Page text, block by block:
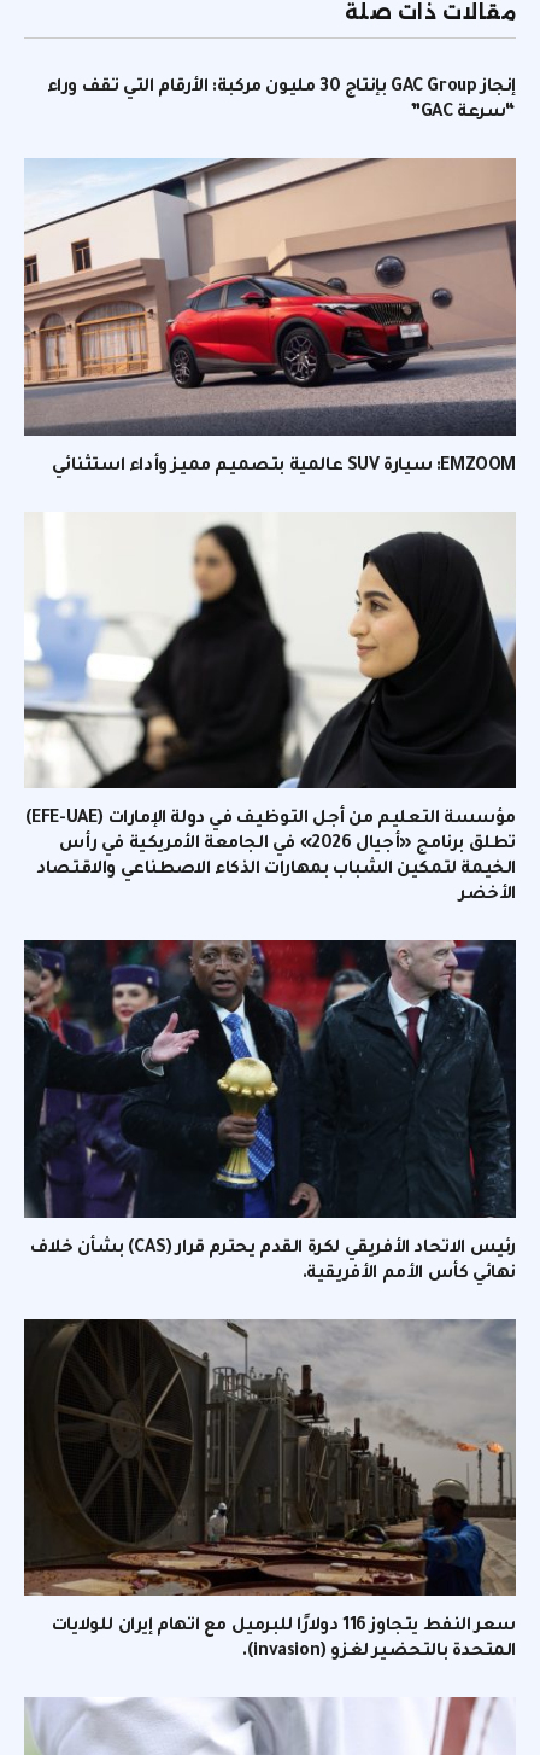
مقالات ذات صلة
إنجاز GAC Group بإنتاج 30 مليون مركبة: الأرقام التي تقف وراء
“سرعة GAC”
EMZOOM: سيارة SUV عالمية بتصميم مميز وأداء استثنائي
مؤسسة التعليم من أجل التوظيف في دولة الإمارات (EFE-UAE)
تطلق برنامج «أجيال 2026» في الجامعة الأمريكية في رأس
الخيمة لتمكين الشباب بمهارات الذكاء الاصطناعي والاقتصاد
الأخضر
رئيس الاتحاد الأفريقي لكرة القدم يحترم قرار (CAS) بشأن خلاف
نهائي كأس الأمم الأفريقية.
سعر النفط يتجاوز 116 دولارًا للبرميل مع اتهام إيران للولايات
المتحدة بالتحضير لغزو (invasion).